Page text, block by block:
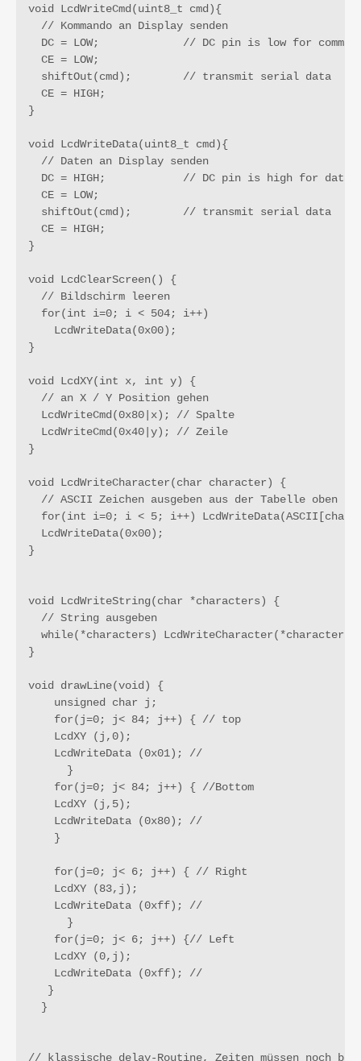
void LcdWriteCmd(uint8_t cmd){
  // Kommando an Display senden
DC = LOW;             // DC pin is low for
  CE = LOW;
  shiftOut(cmd);        // transmit serial data
  CE = HIGH;
}
void LcdWriteData(uint8_t cmd){
  // Daten an Display senden
  DC = HIGH;            // DC pin is high for data
  CE = LOW;
  shiftOut(cmd);        // transmit serial data
  CE = HIGH;
}
void LcdClearScreen() {
  // Bildschirm leeren
  for(int i=0; i < 504; i++)
    LcdWriteData(0x00);
}
void LcdXY(int x, int y) {
  // an X / Y Position gehen
  LcdWriteCmd(0x80|x); // Spalte
  LcdWriteCmd(0x40|y); // Zeile
}
void LcdWriteCharacter(char character) {
  // ASCII Zeichen ausgeben aus der Tabelle oben
for(int i=0; i < 5; i++)
  LcdWriteData(0x00);
}
void LcdWriteString(char *characters) {
  // String ausgeben
while(*characters)
}
void drawLine(void) {
    unsigned char j;
    for(j=0; j< 84; j++) { // top
    LcdXY (j,0);
    LcdWriteData (0x01); //
      }
    for(j=0; j< 84; j++) { //Bottom
    LcdXY (j,5);
    LcdWriteData (0x80); //
    }
    for(j=0; j< 6; j++) { // Right
    LcdXY (83,j);
    LcdWriteData (0xff); //
      }
    for(j=0; j< 6; j++) {// Left
    LcdXY (0,j);
    LcdWriteData (0xff); //
   }
  }
// klassische delay-Routine, Zeiten müssen noch